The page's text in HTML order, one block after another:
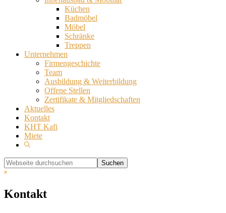
Küchen
Badmöbel
Möbel
Schränke
Treppen
Unternehmen
Firmengeschichte
Team
Ausbildung & Weiterbildung
Offene Stellen
Zertifikate & Mitgliedschaften
Aktuelles
Kontakt
KHT Kafi
Miete
Show
Webseite
durchsuchen
Hide
Kontakt